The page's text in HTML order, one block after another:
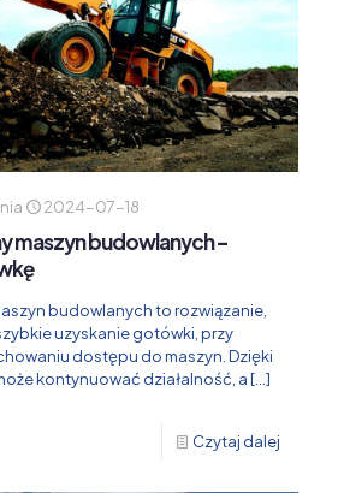
2024-07-18
maszyn budowlanych –
budowlanych to rozwiązanie,
uzyskanie gotówki, przy
dostępu do maszyn. Dzięki
kontynuować działalność, a[…]
Czytaj dalej